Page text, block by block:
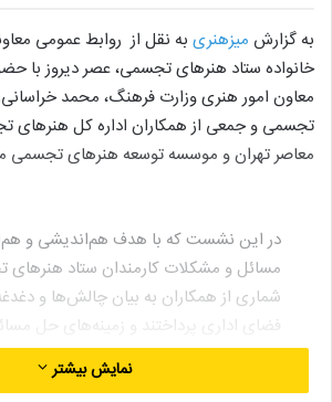
به گزارش میزهنری به نقل از روابط عمومی
خانواده ستاد هنرهای تجسمی، عصر دیروز با
معاون امور هنری وزارت فرهنگ، محمد
تجسمی و جمعی از همکاران اداره کل هنرهای
معاصر تهران و موسسه توسعه هنرهای تجسمی
در این نشست که با هدف هم‌اندیشی و
مسائل و مشکلات کارمندان ستاد هنرهای
شماری از همکاران به بیان چالش‌ها و
فضای اداری پرداختند و زمینه‌های حل
موجود، مورد بررسی و تبادل نظر قرار گرفت.
نمایش بیشتر